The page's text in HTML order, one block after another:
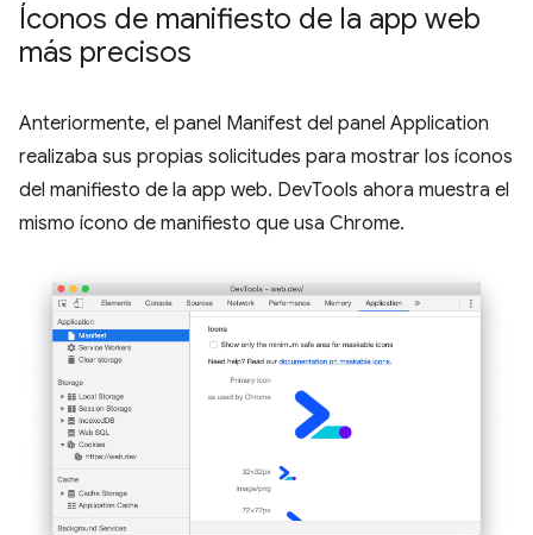
Íconos de manifiesto de la app web
más precisos
Anteriormente, el panel Manifest del panel Application
realizaba sus propias solicitudes para mostrar los íconos
del manifiesto de la app web. DevTools ahora muestra el
mismo ícono de manifiesto que usa Chrome.